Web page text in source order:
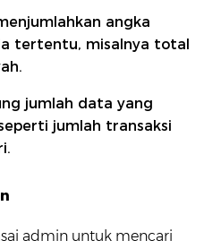
angka
tertentu, misalnya total
jumlah data yang
jumlah transaksi
admin untuk mencari